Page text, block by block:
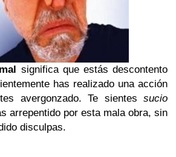
significa que estás descontento
has realizado una acción
avergonzado. Te sientes sucio
arrepentido por esta mala obra, sin
disculpas.